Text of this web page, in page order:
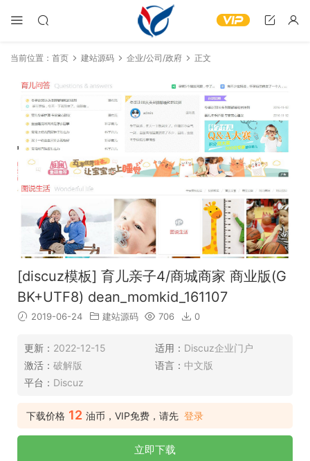
当前位置： 首页 建站源码 企业/公司/政府 正文
[discuz模板] 育儿亲子4/商城商家 商业版(G
BK+UTF8) dean_momkid_161107
2019-06-24 建站源码 706 0
更新： 2022-12-15 适用： Discuz企业门户
激活： 破解版 语言： 中文版
平台： Discuz
下载价格 12 油币，VIP免费，请先 登录
立即下载